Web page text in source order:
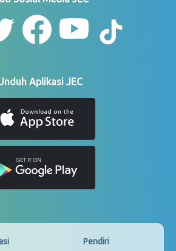
Aplikasi JEC
Pendiri